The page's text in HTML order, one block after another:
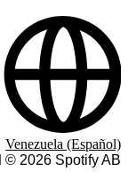
© 2026 Spotify AB
Venezuela (Español)